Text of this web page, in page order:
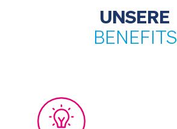
UNSERE
BENEFITS